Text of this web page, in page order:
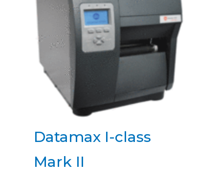
Datamax I-class
Mark II